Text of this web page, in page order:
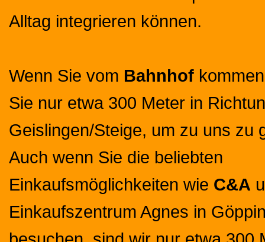
Alltag integrieren können.
Wenn Sie vom Bahnhof
Sie nur etwa 300 Meter in
Geislingen/Steige, um zu uns zu
Auch wenn Sie die beliebten
Einkaufsmöglichkeiten wie C&A
Einkaufszentrum Agnes in